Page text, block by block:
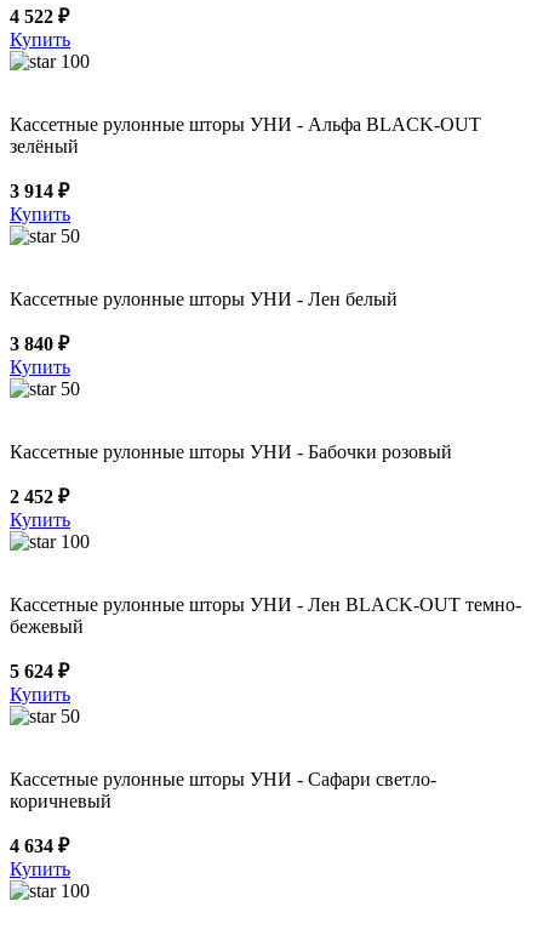
4 522 ₽
Купить
100
Кассетные рулонные шторы УНИ - Альфа BLACK-OUT
зелёный
3 914 ₽
Купить
50
Кассетные рулонные шторы УНИ - Лен белый
3 840 ₽
Купить
50
Кассетные рулонные шторы УНИ - Бабочки розовый
2 452 ₽
Купить
100
Кассетные рулонные шторы УНИ - Лен BLACK-OUT темно-
бежевый
5 624 ₽
Купить
50
Кассетные рулонные шторы УНИ - Сафари светло-
коричневый
4 634 ₽
Купить
100